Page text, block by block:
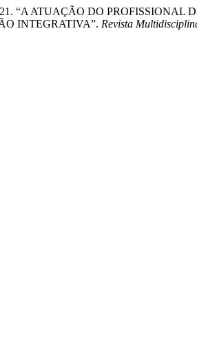
“A ATUAÇÃO DO
INTEGRATIVA”. Revista